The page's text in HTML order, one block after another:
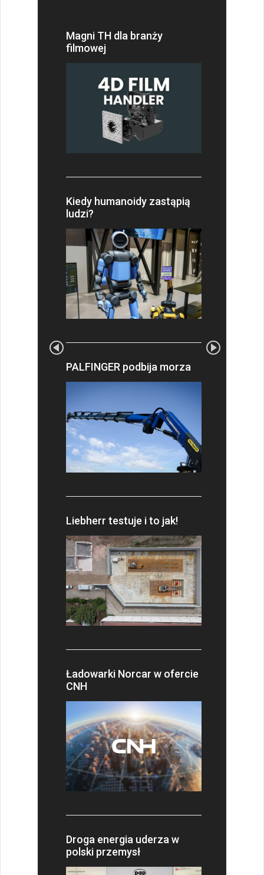
Magni TH dla branży
filmowej
Kiedy humanoidy zastąpią
ludzi?
PALFINGER podbija morza
Liebherr testuje i to jak!
Ładowarki Norcar w ofercie
CNH
Droga energia uderza w
polski przemysł